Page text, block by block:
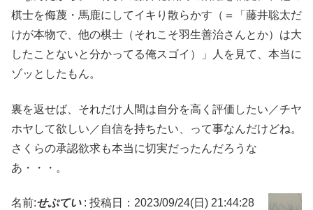
棋士を侮蔑・馬鹿にしてイキり散らかす（＝「藤井聡太だ
けが本物で、他の棋士（それこそ羽生善治さんとか）は大
したことないと分かってる俺スゴイ）」人を見て、本当に
ゾッとしたもん。
裏を返せば、それだけ人間は自分を高く評価したい／チヤ
ホヤして欲しい／自信を持ちたい、って事なんだけどね。
さくらの承認欲求も本当に切実だったんだろうな
あ・・・。
名前:せぷてい: 投稿日：2023/09/24(日) 21:44:28